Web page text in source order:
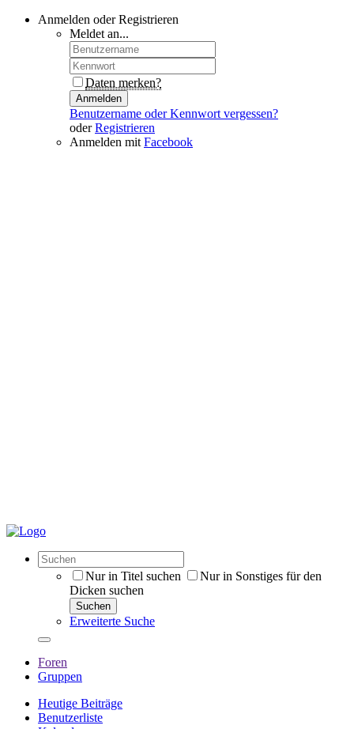
Anmelden oder Registrieren
Meldet an...
Daten merken?
Anmelden
Benutzername oder Kennwort vergessen?
oderRegistrieren
Anmelden mit Facebook
Nur in Titel suchen
Nur in Sonstiges für den
Dicken suchen
Suchen
Erweiterte Suche
Foren
Gruppen
Heutige Beiträge
Benutzerliste